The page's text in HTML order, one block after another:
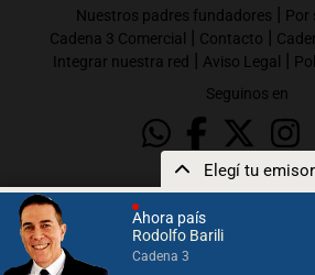
Ahora país
Rodolfo Barili
Cadena 3
Elegí tu
Nuestros padres fundadores | Por
Cadena 3 Comercial | Contacto |
Integrar nuestra red | Aviso Legal |
Seguinos en